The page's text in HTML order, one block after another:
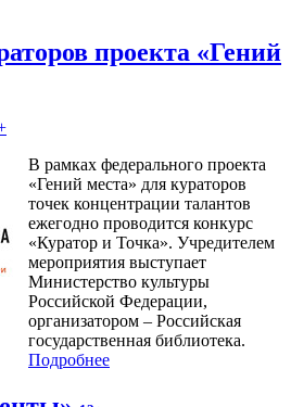
проекта «Гений
В рамках федерального проекта
«Гений места» для кураторов
точек концентрации талантов
ежегодно проводится конкурс
«Куратор и Точка». Учредителем
мероприятия выступает
Министерство культуры
Российской Федерации,
организатором – Российская
государственная библиотека.
Подробнее